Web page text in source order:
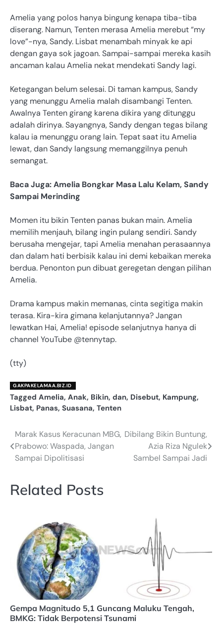
Amelia yang polos hanya bingung kenapa tiba-tiba
diserang. Namun, Tenten merasa Amelia merebut “my
love”-nya, Sandy. Lisbat menambah minyak ke api
dengan gaya sok jagoan. Sampai-sampai mereka kasih
ancaman kalau Amelia nekat mendekati Sandy lagi.
Ketegangan belum selesai. Di taman kampus, Sandy
yang menunggu Amelia malah disambangi Tenten.
Awalnya Tenten girang karena dikira yang ditunggu
adalah dirinya. Sayangnya, Sandy dengan tegas bilang
kalau ia menunggu orang lain. Tepat saat itu Amelia
lewat, dan Sandy langsung memanggilnya penuh
semangat.
Baca Juga: Amelia Bongkar Masa Lalu Kelam, Sandy
Sampai Merinding
Momen itu bikin Tenten panas bukan main. Amelia
memilih menjauh, bilang ingin pulang sendiri. Sandy
berusaha mengejar, tapi Amelia menahan perasaannya
dan dalam hati berbisik kalau ini demi kebaikan mereka
berdua. Penonton pun dibuat geregetan dengan pilihan
Amelia.
Drama kampus makin memanas, cinta segitiga makin
terasa. Kira-kira gimana kelanjutannya? Jangan
lewatkan Hai, Amelia! episode selanjutnya hanya di
channel YouTube @tennytap.
(tty)
GAKPAKELAMAA.BIZ.ID
Tagged Amelia, Anak, Bikin, dan, Disebut, Kampung,
Lisbat, Panas, Suasana, Tenten
Navigasi
pos
Marak Kasus Keracunan MBG,
Prabowo: Waspada, Jangan
Sampai Dipolitisasi
Dibilang Bikin Buntung,
Azia Riza Ngulek
Sambel Sampai Jadi
Related Posts
Gempa Magnitudo 5,1 Guncang Maluku Tengah,
BMKG: Tidak Berpotensi Tsunami